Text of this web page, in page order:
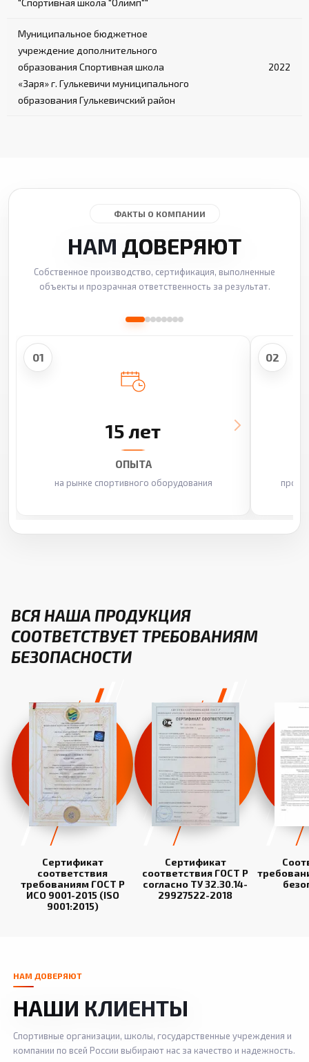
Муниципальное бюджетное
учреждение дополнительного
образования Спортивная школа
«Заря» г. Гулькевичи муниципального
образования Гулькевичский район
2022
ФАКТЫ О КОМПАНИИ
НАМ ДОВЕРЯЮТ
Собственное производство, сертификация, выполненные
объекты и прозрачная ответственность за результат.
01
15 лет
ОПЫТА
на рынке спортивного оборудования
02
ВСЯ НАША ПРОДУКЦИЯ
СООТВЕТСТВУЕТ ТРЕБОВАНИЯМ
БЕЗОПАСНОСТИ
Сертификат
соответствия
требованиям ГОСТ Р
ИСО 9001-2015 (ISO
9001:2015)
Сертификат
соответствия ГОСТ Р
согласно ТУ 32.30.14-
29927522-2018
НАМ ДОВЕРЯЮТ
НАШИ КЛИЕНТЫ
Спортивные организации, школы, государственные учреждения и
компании по всей России выбирают нас за качество и надежность.